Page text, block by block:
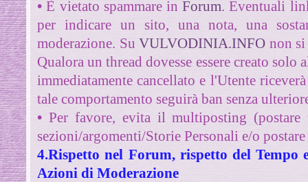
• È vietato spammare in Forum. Eventuali
per indicare un sito, una nota, una
moderazione. SuVULVODINIA.INFO non
Qualora un thread dovesse essere creato solo
immediatamente cancellato e l'Utente
tale comportamento seguirà ban senza
• Per favore, evita il multiposting (postare
sezioni/argomenti/Storie Personali e/o
4.Rispetto nel Forum, rispetto del Tempo
Azioni di Moderazione